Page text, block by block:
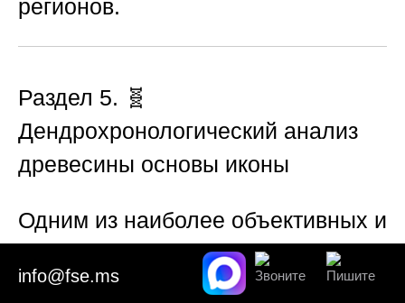
регионов.
Раздел 5. 🧬
Дендрохронологический анализ
древесины основы иконы
Одним из наиболее объективных и
научно обоснованных методов
датировки, который активно
info@fse.ms